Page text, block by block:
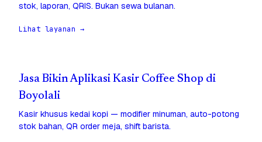
stok, laporan, QRIS. Bukan sewa bulanan.
Lihat layanan →
Jasa Bikin Aplikasi Kasir Coffee Shop di
Boyolali
Kasir khusus kedai kopi — modifier minuman, auto-potong
stok bahan, QR order meja, shift barista.